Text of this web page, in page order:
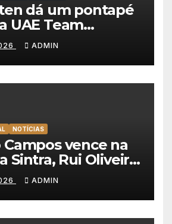
dá um pontapé
UAE Team
vence na Volta a
ADMIN
NOTÍCIAS
Campos vence na
Sintra, Rui Oliveira
na Volta a
ADMIN